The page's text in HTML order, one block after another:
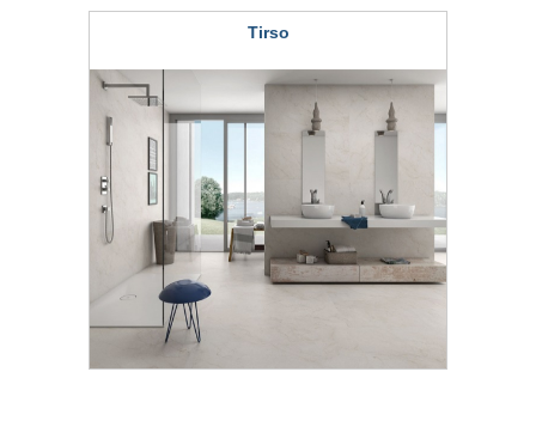
Tirso